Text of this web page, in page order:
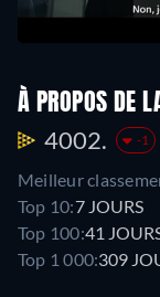
À PROPOS DE
4002. -1
Meilleur
Top 10:7 JOURS
Top 100:41
Top 1 000:309